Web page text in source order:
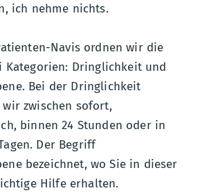
ich nehme nichts.
Navis ordnen wir die
Kategorien: Dringlichkeit und
Bei der Dringlichkeit
zwischen sofort,
binnen 24 Stunden oder in
Der Begriff
bezeichnet, wo Sie in dieser
Hilfe erhalten.